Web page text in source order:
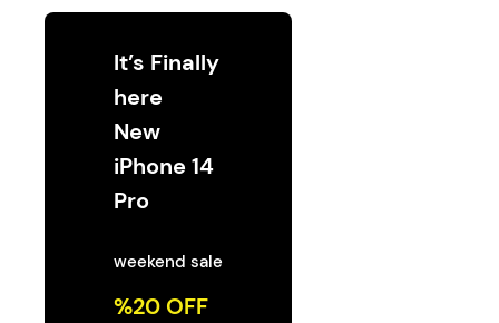
Monitores y TV
Suministros de Impresión
Punto de Venta
Repuestos
It’s Finally
here
New
iPhone 14
Pro
weekend sale
%20 OFF